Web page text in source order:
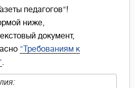
педагогов"!
ниже,
документ,
"Требованиям к